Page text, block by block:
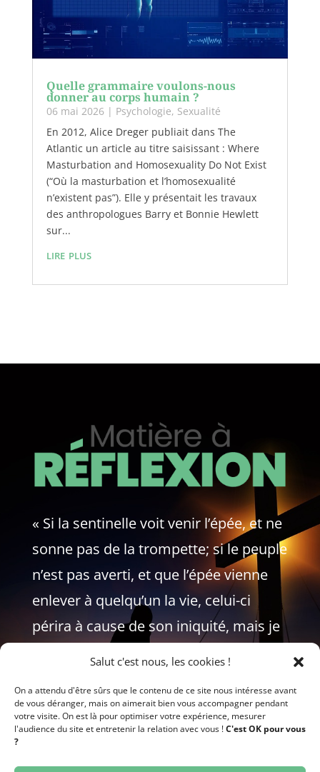
Salut c'est nous, les cookies !
On a attendu d'être sûrs que le contenu de ce site nous intéresse avant
de vous déranger, mais on aimerait bien vous accompagner pendant
votre visite. On est là pour optimiser votre expérience, mesurer
l'audience du site et entretenir la relation avec vous !C'est OK pour vous
?
Quelle grammaire voulons-nous
donner au corps humain ?
06 mai 2026| Psychologie, Sexualité
En 2012, Alice Dreger publiait dans The
Atlantic un article au titre saisissant : Where
Masturbation and Homosexuality Do Not Exist
(“Où la masturbation et l’homosexualité
n’existent pas”). Elle y présentait les travaux
des anthropologues Barry et Bonnie Hewlett
sur...
lire plus
« Si la sentinelle voit venir l’épée, et ne
sonne pas de la trompette; si le peuple
n’est pas averti, et que l’épée vienne
enlever à quelqu’un la vie, celui-ci
périra à cause de son iniquité, mais je
redemanderai son sang à la
EZECHIEL 33:5-6